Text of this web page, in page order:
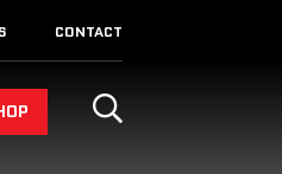
CONTACT